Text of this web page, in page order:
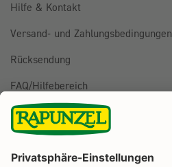
Hilfe & Kontakt
Versand- und Zahlungsbedingungen
Rücksendung
FAQ/Hilfebereich
BESTELLUNG WIDERRUFEN